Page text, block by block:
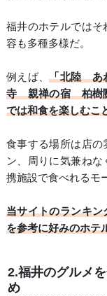
福井のホテルではそ
容も多種多様だ。
例えば、「北陸 あ
寺 親禅の宿 柏樹
では和食を楽しむこ
食事する場所は店の
ン、周りに気兼ね
携施設で食べれるモ
当サイトのランキ
を参考に好みのホテ
2.福井のグルメ
め